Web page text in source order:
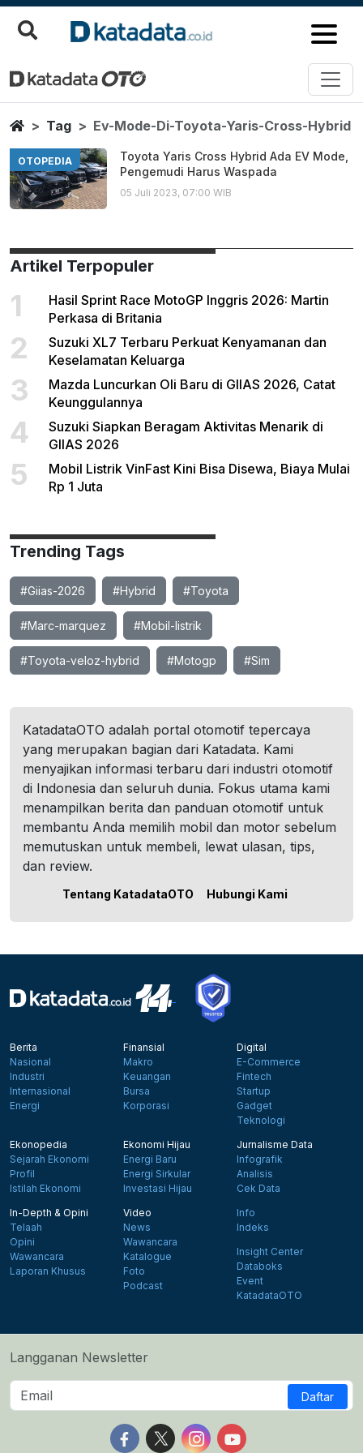
Ev Mode Di Toyota Yaris Cross
Berita Terbaru
HomeTag Ev-Mode-Di-Toyota-Yaris-Cross-Hybrid
OTOPEDIA
Toyota Yaris Cross Hybrid Ada EV Mode,
Pengemudi Harus Waspada
05 Juli 2023, 07:00 WIB
Artikel Terpopuler
1
Hasil Sprint Race MotoGP Inggris 2026: Martin
Perkasa di Britania
2
Suzuki XL7 Terbaru Perkuat Kenyamanan dan
Keselamatan Keluarga
3
Mazda Luncurkan Oli Baru di GIIAS 2026, Catat
Keunggulannya
4
Suzuki Siapkan Beragam Aktivitas Menarik di
GIIAS 2026
5
Mobil Listrik VinFast Kini Bisa Disewa, Biaya Mulai
Rp 1 Juta
Trending Tags
#Giias-2026 #Hybrid #Toyota
#Marc-marquez #Mobil-listrik
#Toyota-veloz-hybrid #Motogp #Sim
KatadataOTO adalah portal otomotif tepercaya
yang merupakan bagian dari Katadata. Kami
menyajikan informasi terbaru dari industri otomotif
di Indonesia dan seluruh dunia. Fokus utama kami
menampilkan berita dan panduan otomotif untuk
membantu Anda memilih mobil dan motor sebelum
memutuskan untuk membeli, lewat ulasan, tips,
dan review.
Tentang KatadataOTO Hubungi Kami
Berita
Nasional
Industri
Internasional
Energi
Finansial
Makro
Keuangan
Bursa
Korporasi
Digital
E-Commerce
Fintech
Startup
Gadget
Teknologi
Ekonopedia
Sejarah Ekonomi
Profil
Istilah Ekonomi
Ekonomi Hijau
Energi Baru
Energi Sirkular
Investasi Hijau
Jurnalisme Data
Infografik
Analisis
Cek Data
In-Depth & Opini
Telaah
Opini
Wawancara
Laporan Khusus
Video
News
Wawancara
Katalogue
Foto
Podcast
Info
Indeks
Insight Center
Databoks
Event
KatadataOTO
Langganan Newsletter
Daftar
Follow us on Facebook
Follow us on X
Follow us on Instagram
Follow us on